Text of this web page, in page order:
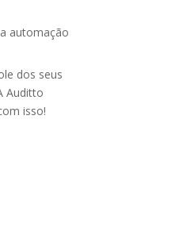
automação
dos seus
Auditto
isso!